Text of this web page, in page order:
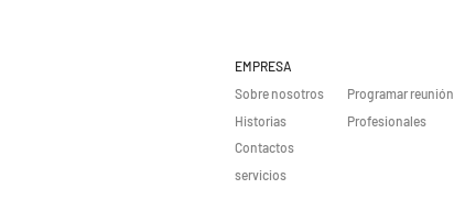
EMPRESA
Sobre nosotros
Historias
Contactos
Programar reunión
Profesionales
servicios